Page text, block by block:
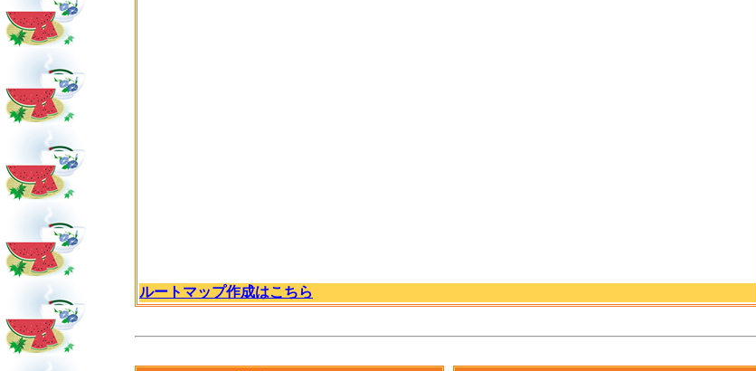
ルートマップ作成はこちら